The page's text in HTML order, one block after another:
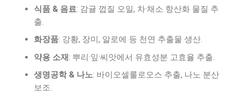
식품 & 음료: 감귤 껍질 오일, 차·채소 항산화 물질 추
출.
화장품: 강황, 장미, 알로에 등 천연 추출물 생산.
약용 소재: 뿌리·잎·씨앗에서 유효성분 고효율 추출.
생명공학 & 나노: 바이오셀룰로오스 추출, 나노 분산
보조.